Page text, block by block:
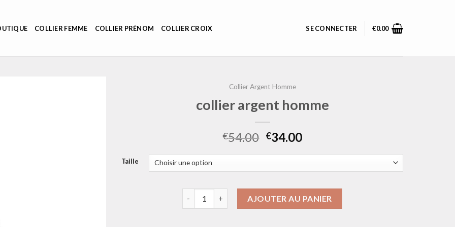
COLLIER FEMME COLLIER PRÉNOM COLLIER CROIX SE CONNECTER €0.00
Collier Argent Homme
collier argent homme
€54.00 €34.00
Taille
AJOUTER AU PANIER